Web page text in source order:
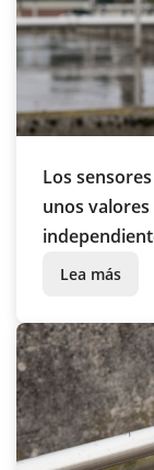
Los
unos
influencias
Lea más